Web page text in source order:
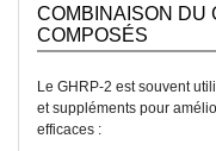
COMBINAISON DU
COMPOSÉS
Le GHRP-2 est souvent
et suppléments pour
efficaces :